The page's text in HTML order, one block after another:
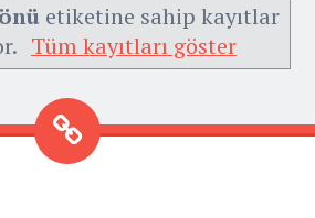
etiketine sahip kayıtlar
Tüm kayıtları göster